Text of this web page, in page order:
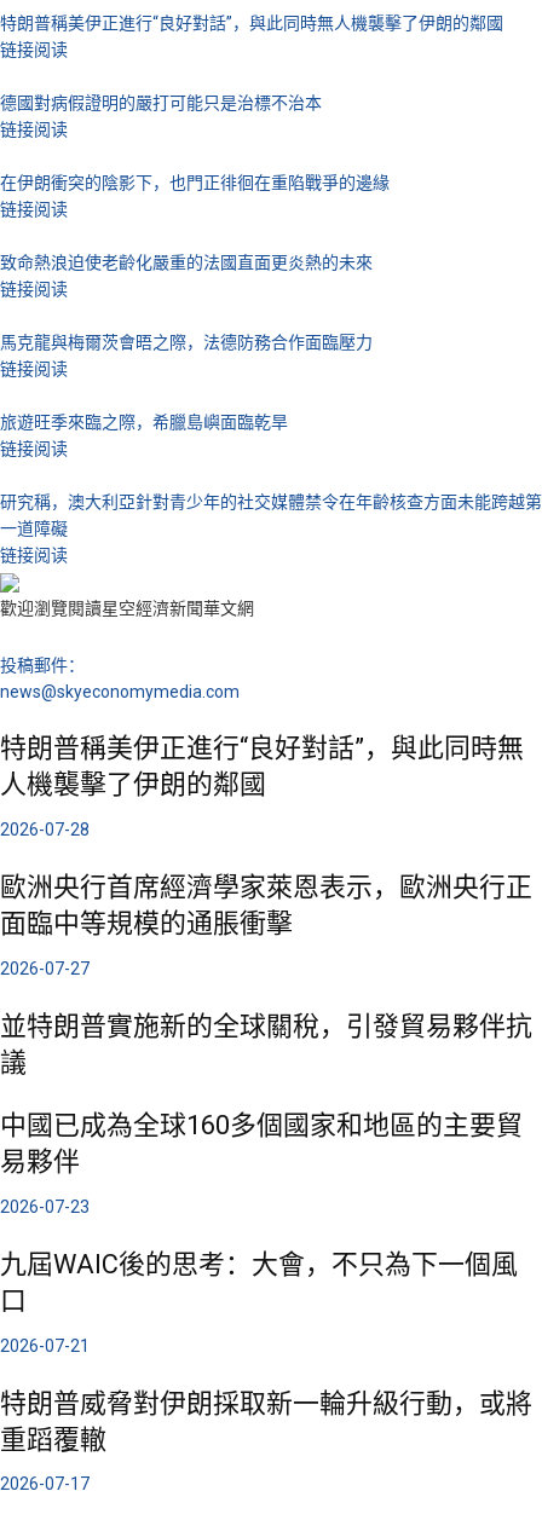
特朗普稱美伊正進行“良好對話”，與此同時無人機襲擊了伊朗的鄰國
链接阅读
德國對病假證明的嚴打可能只是治標不治本
链接阅读
在伊朗衝突的陰影下，也門正徘徊在重陷戰爭的邊緣
链接阅读
致命熱浪迫使老齡化嚴重的法國直面更炎熱的未來
链接阅读
馬克龍與梅爾茨會晤之際，法德防務合作面臨壓力
链接阅读
旅遊旺季來臨之際，希臘島嶼面臨乾旱
链接阅读
研究稱，澳大利亞針對青少年的社交媒體禁令在年齡核查方面未能跨越第
一道障礙
链接阅读
歡迎瀏覽閱讀星空經濟新聞華文網
投稿郵件：
news@skyeconomymedia.com
特朗普稱美伊正進行“良好對話”，與此同時無
人機襲擊了伊朗的鄰國
2026-07-28
歐洲央行首席經濟學家萊恩表示，歐洲央行正
面臨中等規模的通脹衝擊
2026-07-27
並特朗普實施新的全球關稅，引發貿易夥伴抗
議
中國已成為全球160多個國家和地區的主要貿
易夥伴
2026-07-23
九屆WAIC後的思考：大會，不只為下一個風
口
2026-07-21
特朗普威脅對伊朗採取新一輪升級行動，或將
重蹈覆轍
2026-07-17